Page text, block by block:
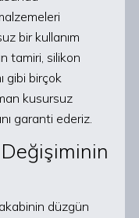
bir kullanım
tamiri, silikon
gibi birçok
kusursuz
garanti ederiz.
düzgün